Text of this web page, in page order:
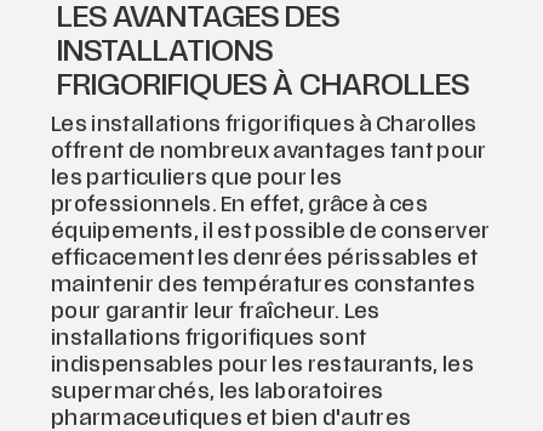
LES AVANTAGES DES
INSTALLATIONS
FRIGORIFIQUES À CHAROLLES
Les installations frigorifiques à Charolles
offrent de nombreux avantages tant pour
les particuliers que pour les
professionnels. En effet, grâce à ces
équipements, il est possible de conserver
efficacement les denrées périssables et
maintenir des températures constantes
pour garantir leur fraîcheur. Les
installations frigorifiques sont
indispensables pour les restaurants, les
supermarchés, les laboratoires
pharmaceutiques et bien d'autres